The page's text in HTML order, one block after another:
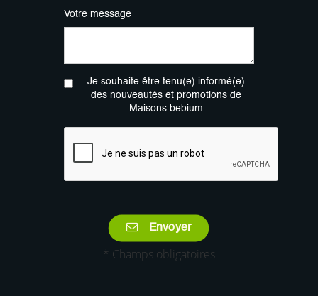
Votre message
Je souhaite être tenu(e) informé(e)
des nouveautés et promotions de
Maisons bebium
Envoyer
* Champs obligatoires